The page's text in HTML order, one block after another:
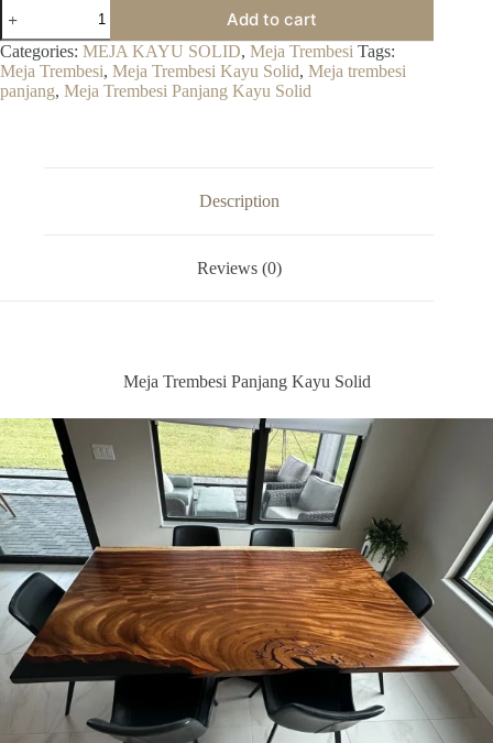
Meja
Trembesi
Panjang
Kayu
Solid
quantity
Add to cart
Categories: MEJA KAYU SOLID, Meja Trembesi Tags:
Meja Trembesi, Meja Trembesi Kayu Solid, Meja trembesi
panjang, Meja Trembesi Panjang Kayu Solid
Description
Reviews (0)
Meja Trembesi Panjang Kayu Solid